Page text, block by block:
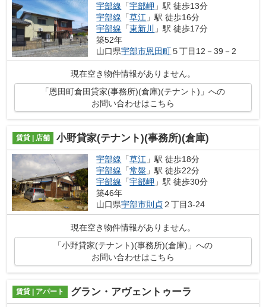
宇部線 「宇部岬 」駅 徒歩13分
宇部線 「草江 」駅 徒歩16分
宇部線 「東新川
」駅 徒歩17分
築52年
山口県宇部市恩田町５丁目12－39－2
現在空き物件情報がありません。
「恩田町倉田貸家(事務所)(倉庫)(テナント)」への
お問い合わせはこちら
賃貸 | 店舗 小野貸家(テナント)(事務所)(倉庫)
宇部線 「草江 」駅 徒歩18分
宇部線 「常盤 」駅 徒歩22分
宇部線 「宇部岬 」駅 徒歩30分
築46年
山口県宇部市則貞２丁目3-24
現在空き物件情報がありません。
「小野貸家(テナント)(事務所)(倉庫)」への
お問い合わせはこちら
賃貸 | アパート グラン・アヴェントゥーラ